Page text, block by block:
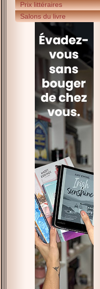
Prix littéraires
Salons du livre